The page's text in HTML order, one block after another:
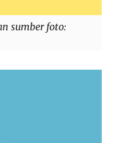
sumber foto: